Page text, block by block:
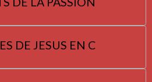
DE JESUS EN C